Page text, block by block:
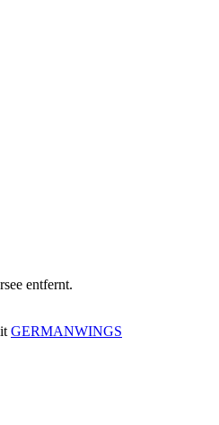
entfernt.
GERMANWINGS